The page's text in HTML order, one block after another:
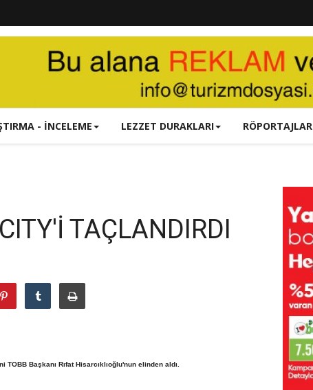
- İNCELEME LEZZET DURAKLARI RÖPORTAJLAR
TAÇLANDIRDI
Başkanı Rıfat Hisarcıklıoğlu'nun elinden aldı.